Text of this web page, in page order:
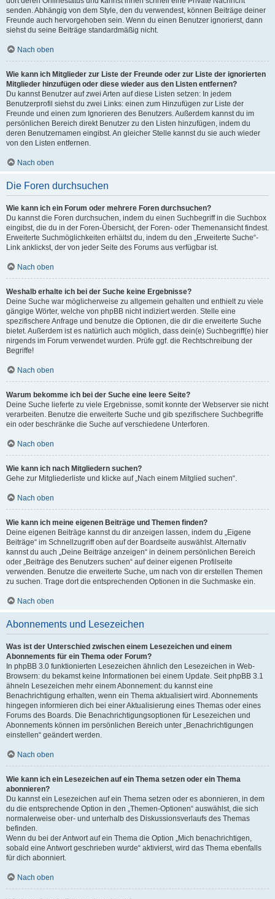
senden. Abhängig von dem Style, den du verwendest, können Beiträge deiner
Freunde auch hervorgehoben sein. Wenn du einen Benutzer ignorierst, dann
siehst du seine Beiträge standardmäßig nicht.
Nach oben
Wie kann ich Mitglieder zur Liste der Freunde oder zur Liste der ignorierten
Mitglieder hinzufügen oder diese wieder aus den Listen entfernen?
Du kannst Benutzer auf zwei Arten auf diese Listen setzen: In jedem
Benutzerprofil siehst du zwei Links: einen zum Hinzufügen zur Liste der
Freunde und einen zum Ignorieren des Benutzers. Außerdem kannst du im
persönlichen Bereich direkt Benutzer zu den Listen hinzufügen, indem du
deren Benutzernamen eingibst. An gleicher Stelle kannst du sie auch wieder
von den Listen entfernen.
Nach oben
Die Foren durchsuchen
Wie kann ich ein Forum oder mehrere Foren durchsuchen?
Du kannst die Foren durchsuchen, indem du einen Suchbegriff in die Suchbox
eingibst, die du in der Foren-Übersicht, der Foren- oder Themenansicht findest.
Erweiterte Suchmöglichkeiten erhältst du, indem du den „Erweiterte Suche“-
Link anklickst, der von jeder Seite des Forums aus verfügbar ist.
Nach oben
Weshalb erhalte ich bei der Suche keine Ergebnisse?
Deine Suche war möglicherweise zu allgemein gehalten und enthielt zu viele
gängige Wörter, welche von phpBB nicht indiziert werden. Stelle eine
spezifischere Anfrage und benutze die Optionen, die dir die erweiterte Suche
bietet. Außerdem ist es natürlich auch möglich, dass dein(e) Suchbegriff(e) hier
nirgends im Forum verwendet wurden. Prüfe ggf. die Rechtschreibung der
Begriffe!
Nach oben
Warum bekomme ich bei der Suche eine leere Seite?
Deine Suche lieferte zu viele Ergebnisse, somit konnte der Webserver sie nicht
verarbeiten. Benutze die erweiterte Suche und gib spezifischere Suchbegriffe
ein oder beschränke die Suche auf verschiedene Unterforen.
Nach oben
Wie kann ich nach Mitgliedern suchen?
Gehe zur Mitgliederliste und klicke auf „Nach einem Mitglied suchen“.
Nach oben
Wie kann ich meine eigenen Beiträge und Themen finden?
Deine eigenen Beiträge kannst du dir anzeigen lassen, indem du „Eigene
Beiträge“ im Schnellzugriff oben auf der Boardseite auswählst. Alternativ
kannst du auch „Deine Beiträge anzeigen“ in deinem persönlichen Bereich
oder „Beiträge des Benutzers suchen“ auf deiner eigenen Profilseite
verwenden. Benutze die erweiterte Suche, um nach von dir erstellen Themen
zu suchen. Trage dort die entsprechenden Optionen in die Suchmaske ein.
Nach oben
Abonnements und Lesezeichen
Was ist der Unterschied zwischen einem Lesezeichen und einem
Abonnements für ein Thema oder Forum?
In phpBB 3.0 funktionierten Lesezeichen ähnlich den Lesezeichen in Web-
Browsern: du bekamst keine Informationen bei einem Update. Seit phpBB 3.1
ähneln Lesezeichen mehr einem Abonnement: du kannst eine
Benachrichtigung erhalten, wenn ein Thema aktualisiert wird. Abonnements
hingegen informieren dich bei einer Aktualisierung eines Themas oder eines
Forums des Boards. Die Benachrichtigungsoptionen für Lesezeichen und
Abonnements können im persönlichen Bereich unter „Benachrichtigungen
einstellen“ geändert werden.
Nach oben
Wie kann ich ein Lesezeichen auf ein Thema setzen oder ein Thema
abonnieren?
Du kannst ein Lesezeichen auf ein Thema setzen oder es abonnieren, in dem
du die entsprechende Option in den „Themen-Optionen“ auswählst, die sich
normalerweise ober- und unterhalb des Diskussionsverlaufs des Themas
befinden.
Wenn du bei der Antwort auf ein Thema die Option „Mich benachrichtigen,
sobald eine Antwort geschrieben wurde“ aktivierst, wird das Thema ebenfalls
für dich abonniert.
Nach oben